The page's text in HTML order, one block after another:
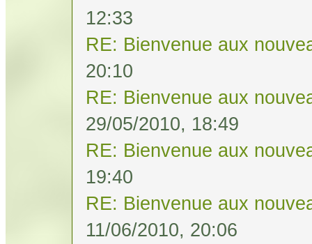
12:33
RE: Bienvenue aux
20:10
RE: Bienvenue aux
29/05/2010, 18:49
RE: Bienvenue aux
19:40
RE: Bienvenue aux
11/06/2010, 20:06